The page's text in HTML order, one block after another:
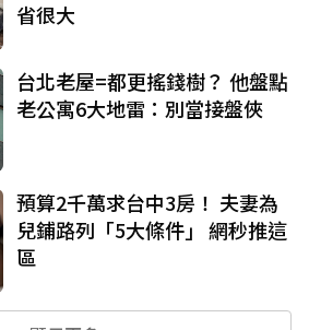
省很大
台北老屋=都更搖錢樹？ 他盤點
老公寓6大地雷：別當接盤俠
預算2千萬求台中3房！ 夫妻為
兒鋪路列「5大條件」 網秒推這
區